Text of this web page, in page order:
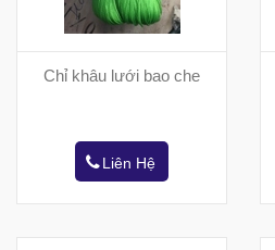
Chỉ khâu lưới bao che
Liên Hệ